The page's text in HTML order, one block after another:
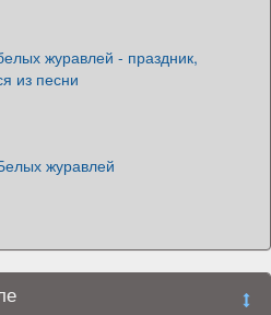
журавлей - праздник,
из песни
журавлей